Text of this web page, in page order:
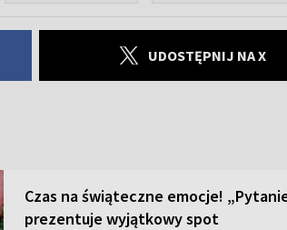
UDOSTĘPNIJ NA X
Czas na świąteczne emocje!
prezentuje wyjątkowy spot